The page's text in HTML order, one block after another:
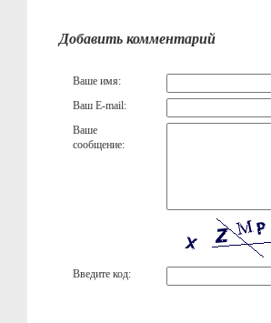
Добавить комментарий
Ваше имя:
Ваш E-mail:
Ваше
сообщение:
Введите код: